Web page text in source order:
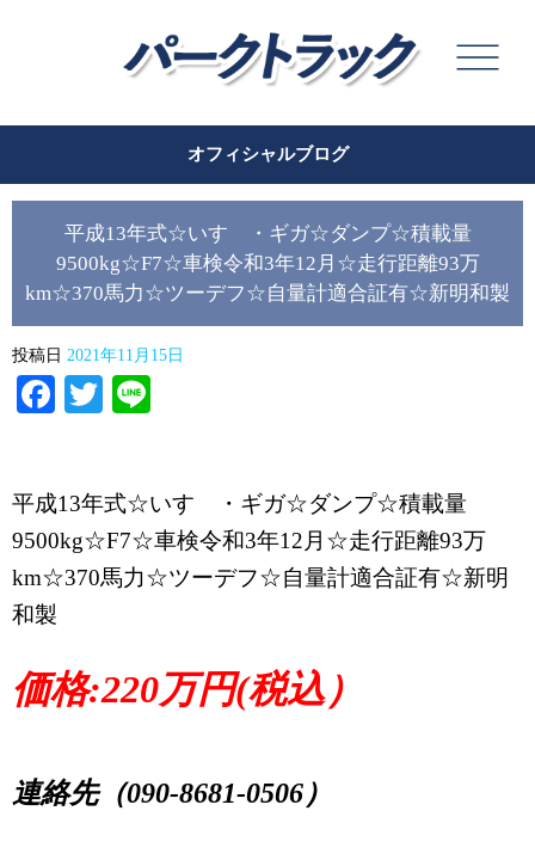
オフィシャルブログ
平成13年式☆いすゞ・ギガ☆ダンプ☆積載量
9500kg☆F7☆車検令和3年12月☆走行距離93万
km☆370馬力☆ツーデフ☆自量計適合証有☆新明和製
投稿日 2021年11月15日
Facebook
Twitter
平成13年式☆いすゞ・ギガ☆ダンプ☆積載量
9500kg☆F7☆車検令和3年12月☆走行距離93万
km☆370馬力☆ツーデフ☆自量計適合証有☆新明
和製
価格:220万円(税込）
連絡先（090-8681-0506）